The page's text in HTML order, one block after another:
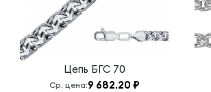
Цепь БГС 70
Ср. цена:9 682.20 ₽